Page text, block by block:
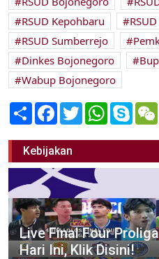
RSUD Kepohbaru
RSUD Sumberrejo
Dinkes Bojonegoro
Wabup Bojonegoro
Share Facebook
TwitterWhatsApp
Kebijakan
Live Final Four
Hari Ini, Klik Disini!